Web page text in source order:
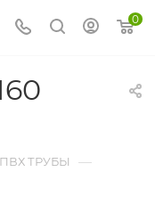
0
ПВХ ТРУБЫ —